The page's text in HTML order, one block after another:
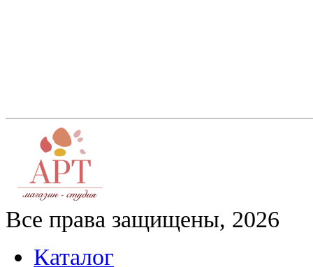
Все права защищены, 2026
Каталог